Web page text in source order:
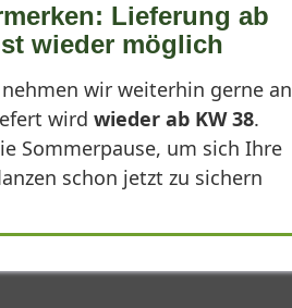
Gerne wieder.
Lieferung ab
wieder möglich
wir weiterhin gerne an
wird wieder ab KW 38.
Sommerpause, um sich Ihre
schon jetzt zu sichern